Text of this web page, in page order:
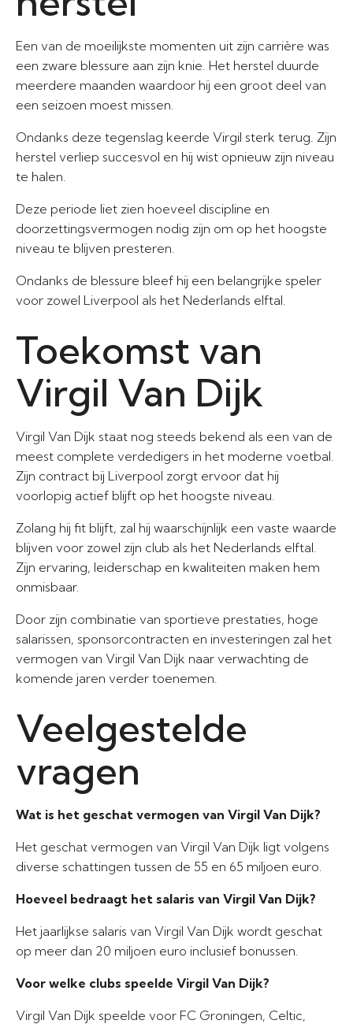
Een van de moeilijkste momenten uit zijn carrière was
een zware blessure aan zijn knie. Het herstel duurde
meerdere maanden waardoor hij een groot deel van
een seizoen moest missen.
Ondanks deze tegenslag keerde Virgil sterk terug. Zijn
herstel verliep succesvol en hij wist opnieuw zijn niveau
te halen.
Deze periode liet zien hoeveel discipline en
doorzettingsvermogen nodig zijn om op het hoogste
niveau te blijven presteren.
Ondanks de blessure bleef hij een belangrijke speler
voor zowel Liverpool als het Nederlands elftal.
Toekomst van
Virgil Van Dijk
Virgil Van Dijk staat nog steeds bekend als een van de
meest complete verdedigers in het moderne voetbal.
Zijn contract bij Liverpool zorgt ervoor dat hij
voorlopig actief blijft op het hoogste niveau.
Zolang hij fit blijft, zal hij waarschijnlijk een vaste waarde
blijven voor zowel zijn club als het Nederlands elftal.
Zijn ervaring, leiderschap en kwaliteiten maken hem
onmisbaar.
Door zijn combinatie van sportieve prestaties, hoge
salarissen, sponsorcontracten en investeringen zal het
vermogen van Virgil Van Dijk naar verwachting de
komende jaren verder toenemen.
Veelgestelde
vragen
Wat is het geschat vermogen van Virgil Van Dijk?
Het geschat vermogen van Virgil Van Dijk ligt volgens
diverse schattingen tussen de 55 en 65 miljoen euro.
Hoeveel bedraagt het salaris van Virgil Van Dijk?
Het jaarlijkse salaris van Virgil Van Dijk wordt geschat
op meer dan 20 miljoen euro inclusief bonussen.
Voor welke clubs speelde Virgil Van Dijk?
Virgil Van Dijk speelde voor FC Groningen, Celtic,